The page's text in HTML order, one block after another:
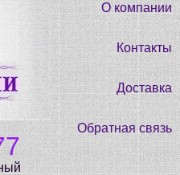
О компании
Контакты
Доставка
Обратная связь